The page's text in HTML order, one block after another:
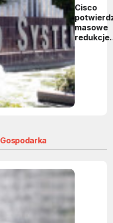
Cisco
masowe
redukcje
Gospodarka